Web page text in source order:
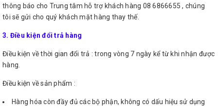
thông báo cho Trung tâm hỗ trợ khách hàng 08 6866655 , chúng
tôi sẽ gửi cho quý khách mặt hàng thay thế.
3. Điều kiện đổi trả hàng
Điều kiện về thời gian đổi trả : trong vòng 7 ngày kể từ khi nhận được
hàng.
Điều kiện về sản phẩm :
Hàng hóa còn đầy đủ các bộ phận, không có dấu hiệu sử dụng